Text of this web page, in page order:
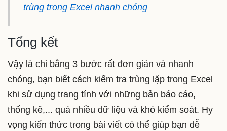
trùng trong Excel nhanh chóng
Tổng kết
Vậy là chỉ bằng 3 bước rất đơn giản và nhanh
chóng, bạn biết cách kiểm tra trùng lặp trong Excel
khi sử dụng trang tính với những bản báo cáo,
thống kê,... quá nhiều dữ liệu và khó kiểm soát. Hy
vọng kiến thức trong bài viết có thể giúp bạn dễ